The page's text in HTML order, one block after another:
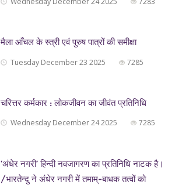
मैला आँचल के स्त्री एवं पुरुष पात्रों की समीक्षा
Tuesday December 23 2025 7285
चरित्तर कर्मकार : लोकजीवन का जीवंत प्रतिनिधि
Wednesday December 24 2025 7285
‘अंधेर नगरी’ हिन्दी नवजागरण का प्रतिनिधि नाटक है।
/भारतेन्दु ने अंधेर नगरी में तमाम्-बाधक तत्वों को